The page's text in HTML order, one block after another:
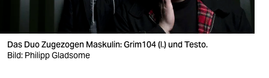
verlag
Das Duo Zugezogen Maskulin: Grim104 (l.) und Testo.
Bild: Philipp Gladsome